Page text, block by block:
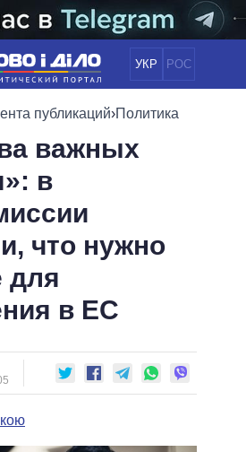
УКР РОС
НОВОСТИ
ПОЛИТИКА
ОБЩЕСТВО
ОБЕЩАНИЯ
ПОЛИТИКИ
ОФИС
ВИДЕО
ПОЛИТИКОВ
публикаций›Политика
важных
в
что нужно
для
в ЕС